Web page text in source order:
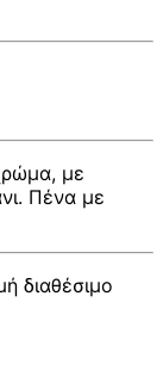
με
Πένα με
διαθέσιμο